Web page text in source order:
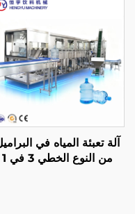
آلة تعبئة المياه في
من النوع الخطي 3 في 1